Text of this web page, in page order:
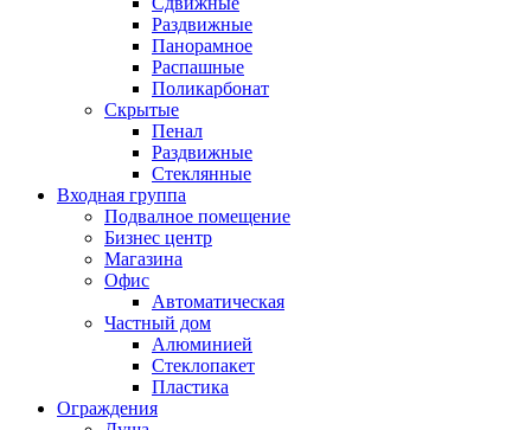
Раздвижные
Панорамное
Распашные
Поликарбонат
Скрытые
Пенал
Раздвижные
Стеклянные
Входная группа
Подвалное помещение
Бизнес центр
Магазина
Офис
Автоматическая
Частный дом
Алюминией
Стеклопакет
Пластика
Ограждения